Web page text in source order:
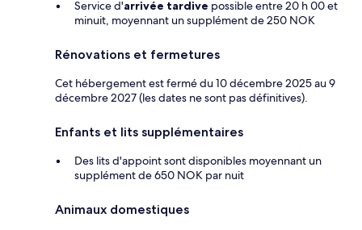
Service d'arrivée tardive possible entre 20 h 00 et
minuit, moyennant un supplément de 250 NOK
Rénovations et fermetures
Cet hébergement est fermé du 10 décembre 2025 au 9
décembre 2027 (les dates ne sont pas définitives).
Enfants et lits supplémentaires
Des lits d'appoint sont disponibles moyennant un
supplément de 650 NOK par nuit
Animaux domestiques